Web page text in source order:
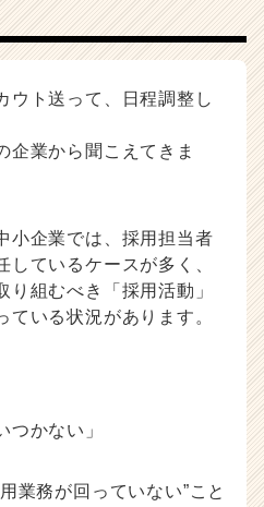
ウト送って、日程調整し
企業から聞こえてきま
小企業では、採用担当者
しているケースが多く、
組むべき「採用活動」
ている状況があります。
つかない」
業務が回っていない”こと